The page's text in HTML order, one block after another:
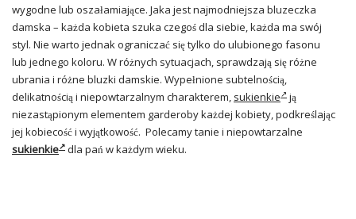
wygodne lub oszałamiające. Jaka jest najmodniejsza bluzeczka
damska – każda kobieta szuka czegoś dla siebie, każda ma swój
styl. Nie warto jednak ograniczać się tylko do ulubionego fasonu
lub jednego koloru. W różnych sytuacjach, sprawdzają się różne
ubrania i różne bluzki damskie. Wypełnione subtelnością,
delikatnością i niepowtarzalnym charakterem, sukienkie
ją
niezastąpionym elementem garderoby każdej kobiety, podkreślając
jej kobiecość i wyjątkowość. Polecamy tanie i niepowtarzalne
sukienkie
dla pań w każdym wieku.